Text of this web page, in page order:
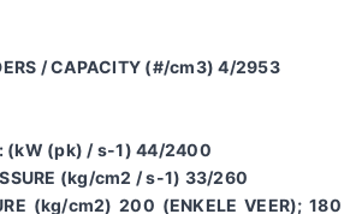
/ CAPACITY (#/cm3) 4/2953
(kW (pk) / s-1) 44/2400
(kg/cm2 / s-1) 33/260
(kg/cm2) 200 (ENKELE VEER); 180